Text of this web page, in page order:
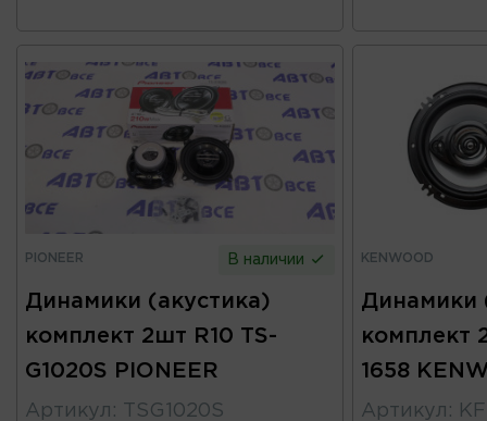
PIONEER В наличии
Динамики (акустика)
комплект 2шт R10 TS-
G1020S PIONEER
Артикул : TSG1020S
KENWOOD
Динамики
комплект
1658
Артикул :